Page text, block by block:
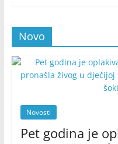
Novo
Novosti
Pet godina je